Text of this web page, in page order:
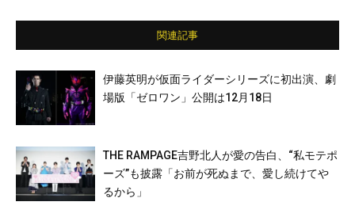
関連記事
伊藤英明が仮面ライダーシリーズに初出演、劇
場版「ゼロワン」公開は12月18日
THE RAMPAGE吉野北人が愛の告白、“私モテポ
ーズ”も披露「お前が死ぬまで、愛し続けてや
るから」